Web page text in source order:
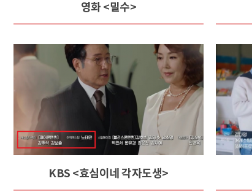
영화 <밀수>
KBS <효심이네 각자도생>